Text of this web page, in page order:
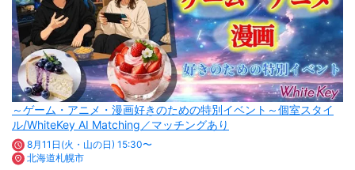
～ゲーム・アニメ・漫画好きのための特別イベント～個室スタイ
ル/WhiteKey AI Matching／マッチングあり
8月11日(火・山の日) 15:30〜
北海道札幌市